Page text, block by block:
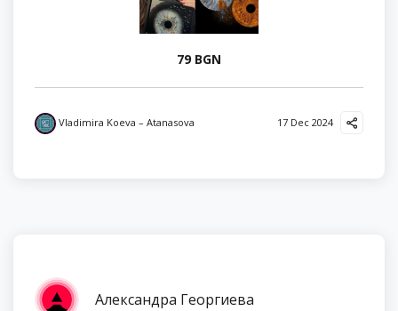
79 BGN
Vladimira Koeva – Atanasova 17 Dec 2024
Александра Георгиева